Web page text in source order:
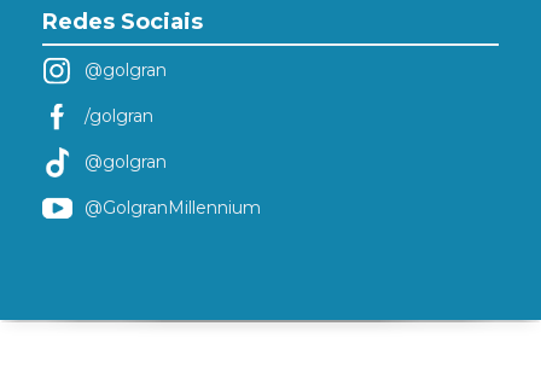
Redes Sociais
@golgran
/golgran
@golgran
@GolgranMillennium